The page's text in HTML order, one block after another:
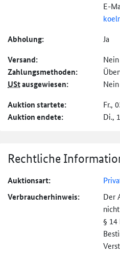
E-
Abholung: Ja
Versand: Nein
Zahlungs­methoden:
UStausgewiesen: Nein
Auktion startete: Fr.,
Auktion endete: Di.,
Rechtliche
Auktionsart:
Verbraucher­hinweis:
Der
§ 14